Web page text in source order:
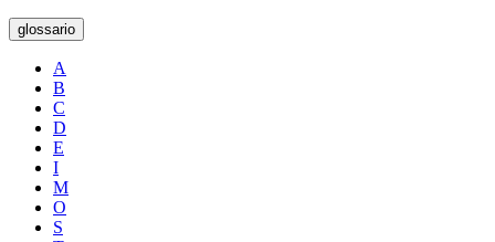
glossario
A
B
C
D
E
I
M
O
S